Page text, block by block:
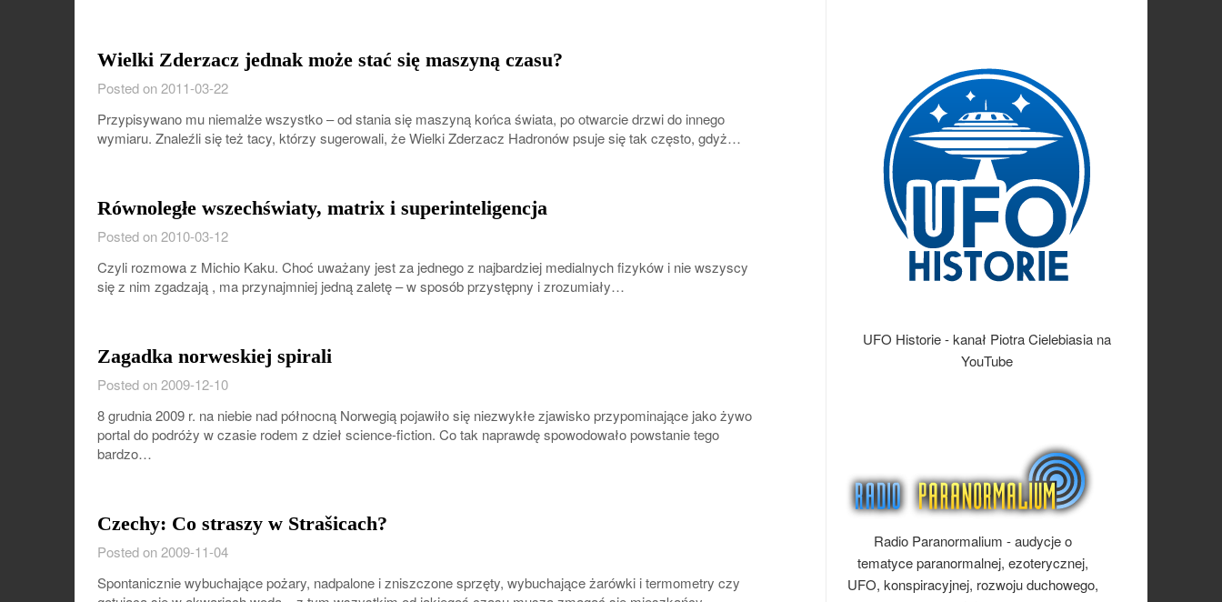
Wielki Zderzacz jednak może stać się maszyną czasu?
Posted on 2011-03-22
Przypisywano mu niemalże wszystko – od stania się maszyną końca świata, po otwarcie drzwi do innego
wymiaru. Znaleźli się też tacy, którzy sugerowali, że Wielki Zderzacz Hadronów psuje się tak często, gdyż…
Równoległe wszechświaty, matrix i superinteligencja
Posted on 2010-03-12
Czyli rozmowa z Michio Kaku. Choć uważany jest za jednego z najbardziej medialnych fizyków i nie wszyscy
się z nim zgadzają , ma przynajmniej jedną zaletę – w sposób przystępny i zrozumiały…
Zagadka norweskiej spirali
Posted on 2009-12-10
8 grudnia 2009 r. na niebie nad północną Norwegią pojawiło się niezwykłe zjawisko przypominające jako żywo
portal do podróży w czasie rodem z dzieł science-fiction. Co tak naprawdę spowodowało powstanie tego
bardzo…
Czechy: Co straszy w Strašicach?
Posted on 2009-11-04
Spontanicznie wybuchające pożary, nadpalone i zniszczone sprzęty, wybuchające żarówki i termometry czy
UFO Historie - kanał Piotra Cielebiasia na
YouTube
Radio Paranormalium - audycje o
tematyce paranormalnej, ezoterycznej,
UFO, konspiracyjnej, rozwoju duchowego,